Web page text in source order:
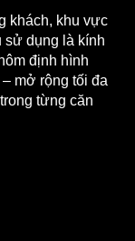
khách, khu vực
sử dụng là kính
định hình
mở rộng tối đa
từng căn